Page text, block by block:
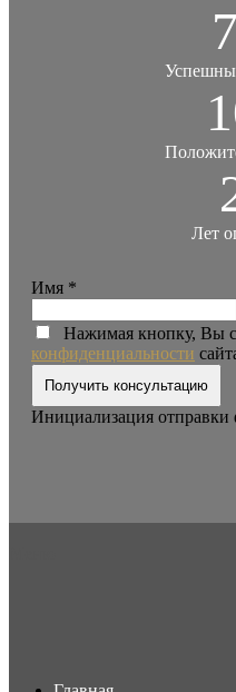
Лет
Имя *
Нажимая кнопку, Вы
конфиденциальности
Получить консультацию
Инициализация